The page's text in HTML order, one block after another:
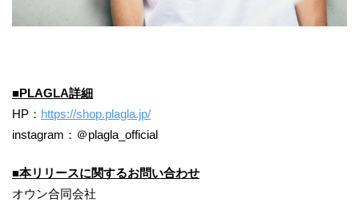
■PLAGLA詳細
HP： https://shop.plagla.jp/
instagram：＠plagla_official
■本リリースに関するお問い合わせ
オウン合同会社